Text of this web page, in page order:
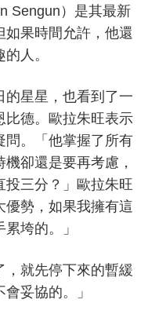
Sengun）是其最新
如果時間允許，他還
人。
的星星，也看到了一
比德。歐拉朱旺表示
問。「他掌握了所有
卻還是要再考慮，
投三分？」歐拉朱旺
優勢，如果我擁有這
垮的。」
，就先停下來的暫緩
妥協的。」